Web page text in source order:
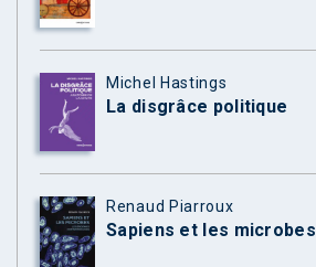
Michel Hastings
La disgrâce politique
Renaud Piarroux
Sapiens et les microbes